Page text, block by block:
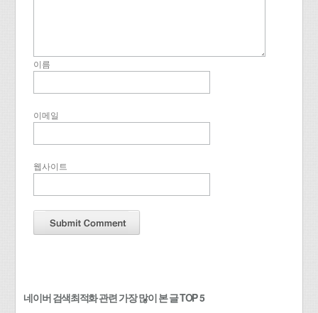
이름
이메일
웹사이트
네이버 검색최적화 관련 가장 많이 본 글 TOP 5